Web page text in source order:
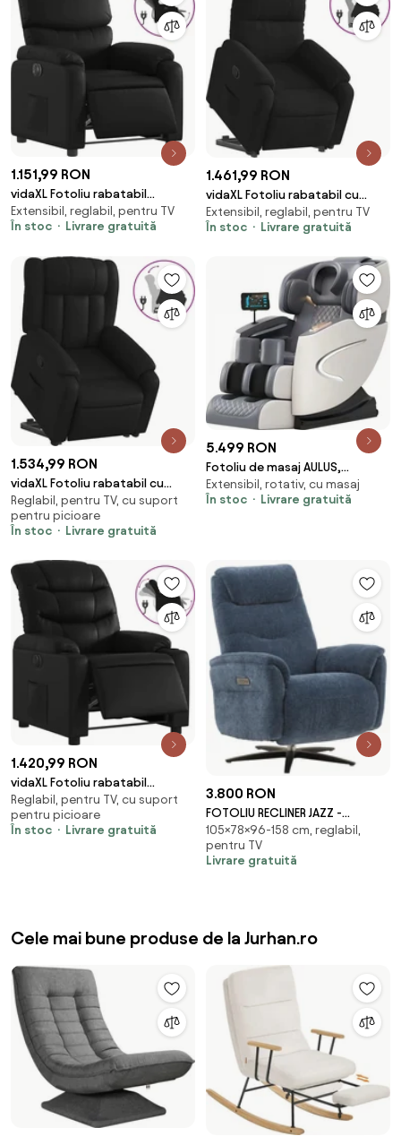
1.151,99 RON
vidaXL Fotoliu rabatabil
electric, negru, piele ecologică
Extensibil, reglabil, pentru TV
În stoc
Livrare gratuită
1.461,99 RON
vidaXL Fotoliu rabatabil cu
ridicare, negru, microfibră
Extensibil, reglabil, pentru TV
În stoc
Livrare gratuită
1.534,99 RON
vidaXL Fotoliu rabatabil cu
ridicare, negru, piele ecologică
Reglabil, pentru TV, cu suport
pentru picioare
În stoc
Livrare gratuită
5.499 RON
Fotoliu de masaj AULUS,
Incalzire, Tableta touch screen,
Controler rapid cotiera, Zero
Extensibil, rotativ, cu masaj
În stoc
Livrare gratuită
1.420,99 RON
vidaXL Fotoliu rabatabil
electric, negru, piele ecologică
Reglabil, pentru TV, cu suport
pentru picioare
În stoc
Livrare gratuită
3.800 RON
FOTOLIU RECLINER JAZZ -
ALBASTRU
105×78×96-158 cm, reglabil,
pentru TV
Livrare gratuită
Cele mai bune produse de la Jurhan.ro